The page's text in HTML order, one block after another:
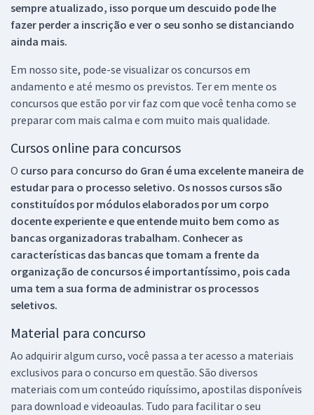
sempre atualizado, isso porque um descuido pode lhe
fazer perder a inscrição e ver o seu sonho se distanciando
ainda mais.
Em nosso site, pode-se visualizar os concursos em
andamento e até mesmo os previstos. Ter em mente os
concursos que estão por vir faz com que você tenha como se
preparar com mais calma e com muito mais qualidade.
Cursos online para concursos
O curso para concurso do Gran é uma excelente maneira de
estudar para o processo seletivo. Os nossos cursos são
constituídos por módulos elaborados por um corpo
docente experiente e que entende muito bem como as
bancas organizadoras trabalham. Conhecer as
características das bancas que tomam a frente da
organização de concursos é importantíssimo, pois cada
uma tem a sua forma de administrar os processos
seletivos.
Material para concurso
Ao adquirir algum curso, você passa a ter acesso a materiais
exclusivos para o concurso em questão. São diversos
materiais com um conteúdo riquíssimo, apostilas disponíveis
para download e videoaulas. Tudo para facilitar o seu